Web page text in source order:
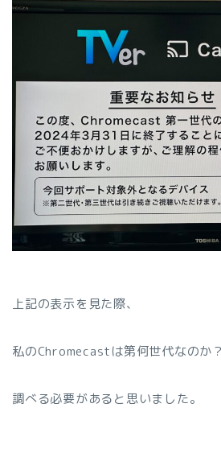
上記の表示を見た際、
私のChromecastは第何世代なのか？
調べる必要があると思いました。